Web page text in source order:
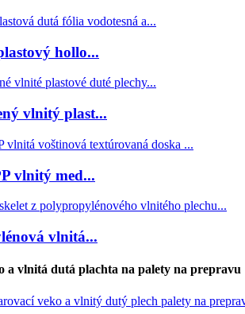
hollo...
vlnitý plast...
vlnitý med...
vlnitá...
a vlnitá dutá plachta na palety na prepravu